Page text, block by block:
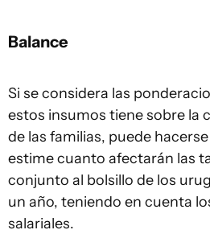
Balance
Si se considera las
estos insumos tiene sobre la
de las familias, puede
estime cuanto afectarán las
conjunto al bolsillo de los
un año, teniendo en cuenta
salariales.